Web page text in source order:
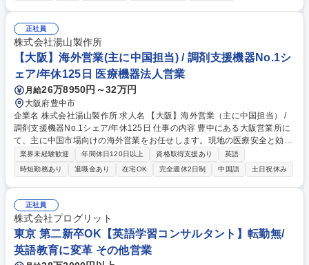
世界に届ける業務 ■顧客ニーズ（数量・納期等）のヒアリングとスケジュ
ール調整 ■船・コンテナの手配や通関書類作成などの貿易実務 ■既存顧客
との関係構築および新規取引先の開拓 ■仕入れ～販売～物流まで一貫して
経験し、商社スキルを習得 募集職種 第二新卒歓迎【鉄鋼営業/総合商社】
サムスングループ/英語・韓国語を活かせる！
正社員
株式会社湯山製作所
【大阪】海外営業(主に中国担当) / 調剤支援機器No.1シ
ェア/年休125日 医療機器法人営業
月給26万8950円～32万円
大阪府豊中市
企業名 株式会社湯山製作所 求人名 【大阪】海外営業（主に中国担当） /
調剤支援機器No.1シェア/年休125日 仕事の内容 豊中にある大阪営業所に
て、主に中国市場向けの海外営業をお任せします。現地の医療安全と効率
化のスタンダードを創り上げる非常にやりがいのあるポジションです。※
海外出張が月1回程度発生有（代理店訪問等） 【具体的には】 1. 現地代理
店との折衝・販売支援 2. 医療機関・ユーザーへの提案活動と、製品導入
時の運用提案/フォロー 3. 展示会・学会対応 4. 市場動向・競合情報の収集
および海外案件・売上進捗管理 5. 社内関連部署（開発・品証・生産管理
など）との調整業務 募集職種 【大阪】海外営業（主に中国担当） / 調剤支
援機器No.1シェア/年休125日
業界未経験歓迎 年間休日120日以上 資格取得支援あり
英語
時短勤務あり
退職金あり 在宅OK 完全週休2日制 中国語 土日祝休み
正社員
株式会社プログリット
東京 第二新卒OK【英語学習コンサルタント】転勤無/
英語教育に変革 その他営業